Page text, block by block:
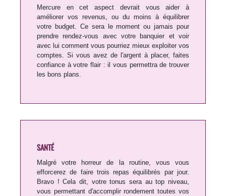
Mercure en cet aspect devrait vous aider à
améliorer vos revenus, ou du moins à équilibrer
votre budget. Ce sera le moment ou jamais pour
prendre rendez-vous avec votre banquier et voir
avec lui comment vous pourriez mieux exploiter vos
comptes. Si vous avez de l'argent à placer, faites
confiance à votre flair : il vous permettra de trouver
les bons plans.
SANTÉ
Malgré votre horreur de la routine, vous vous
efforcerez de faire trois repas équilibrés par jour.
Bravo ! Cela dit, votre tonus sera au top niveau,
vous permettant d'accomplir rondement toutes vos